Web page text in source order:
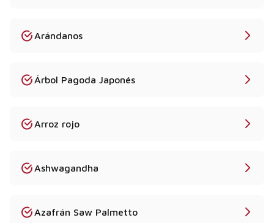
Arándanos
Árbol Pagoda Japonés
Arroz rojo
Ashwagandha
Azafrán Saw Palmetto